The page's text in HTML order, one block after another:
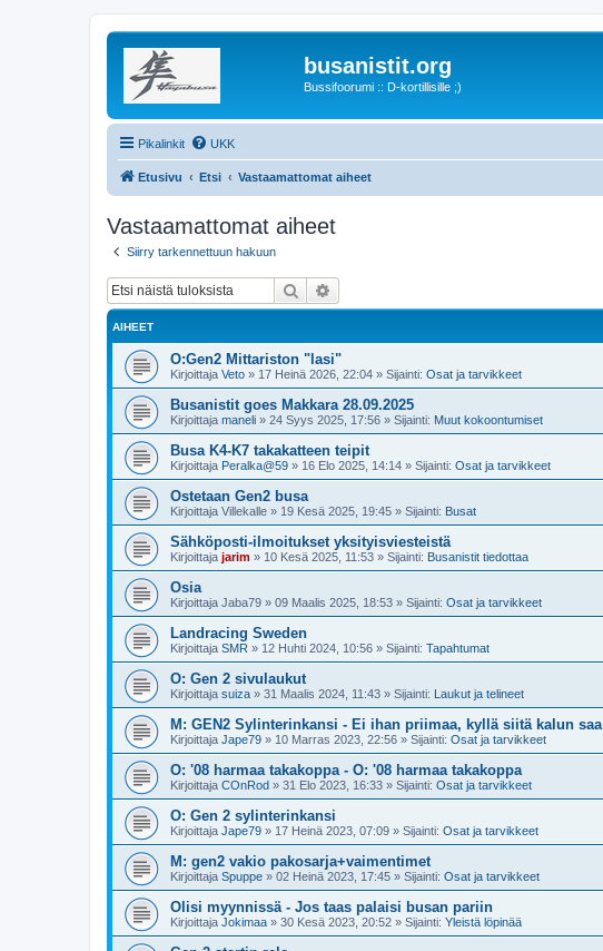
busanistit.org
Bussifoorumi :: D-kortillisille ;)
Pikalinkit UKK
Etusivu Etsi Vastaamattomat aiheet
Vastaamattomat aiheet
Siirry tarkennettuun hakuun
Etsi
AIHEET
O:Gen2 Mittariston "lasi"
Kirjoittaja Veto » 17 Heinä 2026, 22:04 » Sijainti: Osat ja tarvikkeet
Busanistit goes Makkara 28.09.2025
Kirjoittaja maneli » 24 Syys 2025, 17:56 » Sijainti: Muut kokoontumiset
Busa K4-K7 takakatteen teipit
Kirjoittaja Peralka@59 » 16 Elo 2025, 14:14 » Sijainti: Osat ja tarvikkeet
Ostetaan Gen2 busa
Kirjoittaja Villekalle » 19 Kesä 2025, 19:45 » Sijainti: Busat
Sähköposti-ilmoitukset yksityisviesteistä
Kirjoittaja jarim » 10 Kesä 2025, 11:53 » Sijainti: Busanistit tiedottaa
Osia
Kirjoittaja Jaba79 » 09 Maalis 2025, 18:53 » Sijainti: Osat ja tarvikkeet
Landracing Sweden
Kirjoittaja SMR » 12 Huhti 2024, 10:56 » Sijainti: Tapahtumat
O: Gen 2 sivulaukut
Kirjoittaja suiza » 31 Maalis 2024, 11:43 » Sijainti: Laukut ja telineet
M: GEN2 Sylinterinkansi - Ei ihan priimaa, kyllä siitä kalun saa
Kirjoittaja Jape79 » 10 Marras 2023, 22:56 » Sijainti: Osat ja tarvikkeet
O: '08 harmaa takakoppa - O: '08 harmaa takakoppa
Kirjoittaja COnRod » 31 Elo 2023, 16:33 » Sijainti: Osat ja tarvikkeet
O: Gen 2 sylinterinkansi
Kirjoittaja Jape79 » 17 Heinä 2023, 07:09 » Sijainti: Osat ja tarvikkeet
M: gen2 vakio pakosarja+vaimentimet
Kirjoittaja Spuppe » 02 Heinä 2023, 17:45 » Sijainti: Osat ja tarvikkeet
Olisi myynnissä - Jos taas palaisi busan pariin
Kirjoittaja Jokimaa » 30 Kesä 2023, 20:52 » Sijainti: Yleistä löpinää